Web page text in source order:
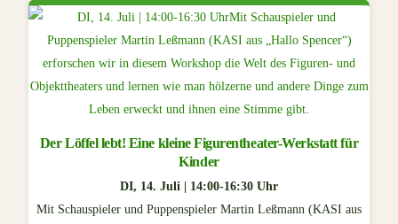
Der Löffel lebt! Eine kleine Figurentheater-Werkstatt für
Kinder
DI, 14. Juli | 14:00-16:30 Uhr
Mit Schauspieler und Puppenspieler Martin Leßmann (KASI aus